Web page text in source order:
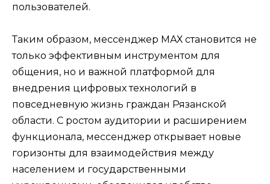
пользователей.
Таким образом, мессенджер МАХ становится не
только эффективным инструментом для
общения, но и важной платформой для
внедрения цифровых технологий в
повседневную жизнь граждан Рязанской
области. С ростом аудитории и расширением
функционала, мессенджер открывает новые
горизонты для взаимодействия между
населением и государственными